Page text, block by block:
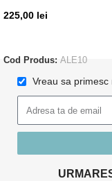
225,00 lei
Cod Produs: ALE10
Vreau sa